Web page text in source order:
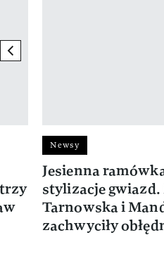
previous element
Newsy
Jesienna
stylizacje gwiazd.
Tarnowska i
zachwyciły